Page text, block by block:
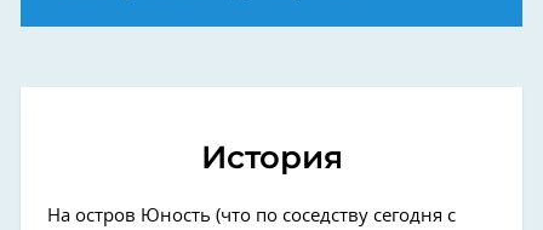
История
На остров Юность (что по соседству сегодня с